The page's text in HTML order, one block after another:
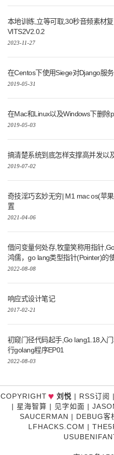
本地训练,立等可取,30秒音频素材
VITS2V2.0.2
2023-11-27
在Centos下使用Siege对Django服
2019-05-31
在Mac和Linux以及Windows下删除
2019-05-03
搞清楚系统到底怎样支撑高并发以
2019-07-02
奇技淫巧玄妙无穷| M1 mac os(苹
置
2021-04-06
借问变量何处存,牧童笑称用指针
鸿儒，go lang类型指针(Pointer)的
2022-08-08
响应式设计笔记
2017-02-21
初窥门径代码起手,Go lang1.18入
行golang程序EP01
2022-08-03
COPYRIGHT♥ 刘悦 | RSS订阅 |
| 星海智算 | 见字如面 |
SAUCERMAN | DEBUG客
LFHACKS.COM |